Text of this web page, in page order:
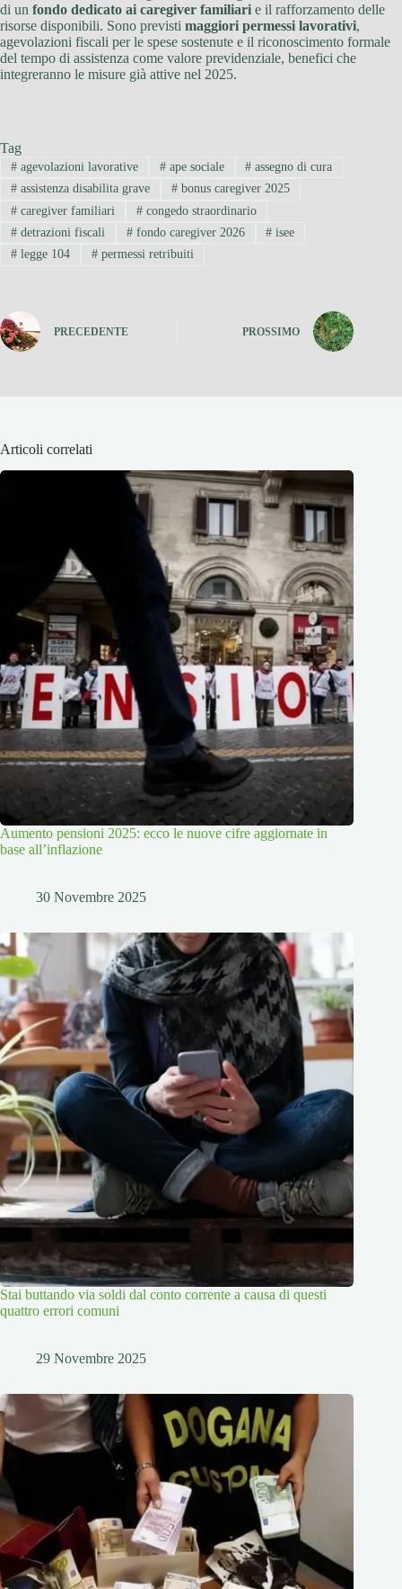
di un fondo dedicato ai caregiver familiari e il rafforzamento delle
risorse disponibili. Sono previsti maggiori permessi lavorativi,
agevolazioni fiscali per le spese sostenute e il riconoscimento formale
del tempo di assistenza come valore previdenziale, benefici che
integreranno le misure già attive nel 2025.
Tag
#agevolazioni lavorative #ape sociale # assegno di cura
#assistenza disabilita grave #bonus caregiver 2025
#caregiver familiari #congedo straordinario
#detrazioni fiscali #fondo caregiver 2026 # isee
#legge 104 #permessi retribuiti
PRECEDENTE PROSSIMO
Articoli correlati
Aumento pensioni 2025: ecco le nuove cifre aggiornate in
base all’inflazione
30 Novembre 2025
Stai buttando via soldi dal conto corrente a causa di questi
quattro errori comuni
29 Novembre 2025